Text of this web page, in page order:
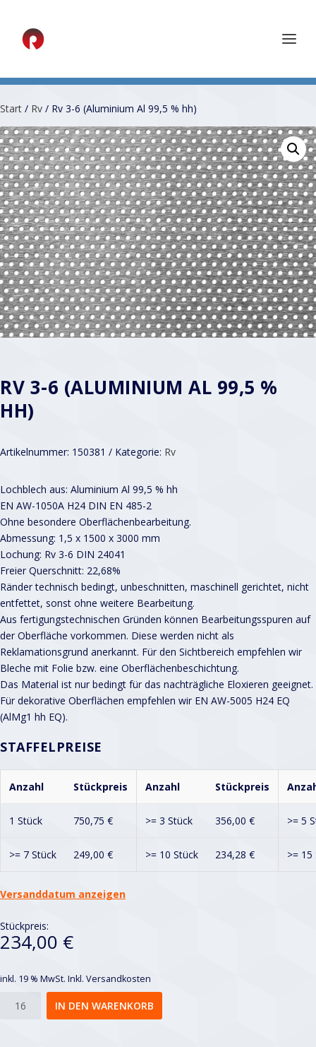
Start / Rv / Rv 3-6 (Aluminium Al 99,5 % hh)
RV 3-6 (ALUMINIUM AL 99,5 %
HH)
Artikelnummer: 150381 Kategorie: Rv
Lochblech aus: Aluminium Al 99,5 % hh
EN AW-1050A H24 DIN EN 485-2
Ohne besondere Oberflächenbearbeitung.
Abmessung: 1,5 x 1500 x 3000 mm
Lochung: Rv 3-6 DIN 24041
Freier Querschnitt: 22,68%
Ränder technisch bedingt, unbeschnitten, maschinell gerichtet, nicht
entfettet, sonst ohne weitere Bearbeitung.
Aus fertigungstechnischen Gründen können Bearbeitungsspuren auf
der Oberfläche vorkommen. Diese werden nicht als
Reklamationsgrund anerkannt. Für den Sichtbereich empfehlen wir
Bleche mit Folie bzw. eine Oberflächenbeschichtung.
Das Material ist nur bedingt für das nachträgliche Eloxieren geeignet.
Für dekorative Oberflächen empfehlen wir EN AW-5005 H24 EQ
(AlMg1 hh EQ).
STAFFELPREISE
Anzahl Stückpreis Anzahl Stückpreis
1 Stück 750,75 € >= 3 Stück 356,00 € >= 5
>= 7 Stück 249,00 € >= 10 Stück 234,28 € >= 15
Versanddatum anzeigen
Stückpreis:
234,00 €
inkl. 19 % MwSt. Inkl. Versandkosten
IN DEN WARENKORB